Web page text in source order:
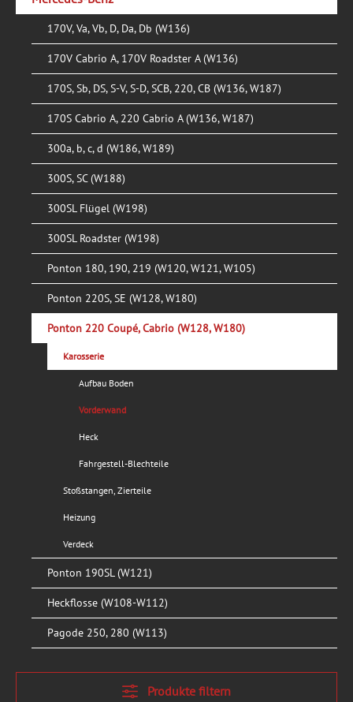
170V, Va, Vb, D, Da, Db (W136)
170V Cabrio A, 170V Roadster A (W136)
170S, Sb, DS, S-V, S-D, SCB, 220, CB (W136, W187)
170S Cabrio A, 220 Cabrio A (W136, W187)
300a, b, c, d (W186, W189)
300S, SC (W188)
300SL Flügel (W198)
300SL Roadster (W198)
Ponton 180, 190, 219 (W120, W121, W105)
Ponton 220S, SE (W128, W180)
Ponton 220 Coupé, Cabrio (W128, W180)
Karosserie
Aufbau Boden
Vorderwand
Heck
Fahrgestell-Blechteile
Stoßstangen, Zierteile
Heizung
Verdeck
Ponton 190SL (W121)
Heckflosse (W108-W112)
Pagode 250, 280 (W113)
Produkte filtern